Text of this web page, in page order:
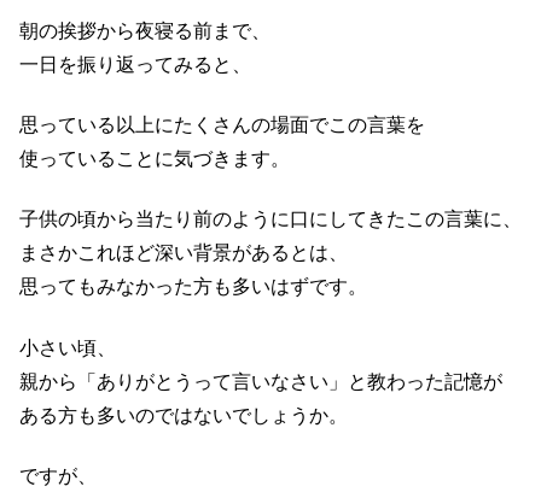
朝の挨拶から夜寝る前まで、
一日を振り返ってみると、
思っている以上にたくさんの場面でこの言葉を
使っていることに気づきます。
子供の頃から当たり前のように口にしてきたこの言葉に、
まさかこれほど深い背景があるとは、
思ってもみなかった方も多いはずです。
小さい頃、
親から「ありがとうって言いなさい」と教わった記憶が
ある方も多いのではないでしょうか。
ですが、